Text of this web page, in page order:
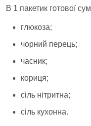
В 1 пакетик готової
глюкоза;
чорний перець;
часник;
кориця;
сіль нітритна;
сіль кухонна.